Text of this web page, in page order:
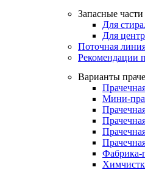
Запасные части
Для
Для
Поточная
Рекомендации
Варианты
Мини-
Фабрика-